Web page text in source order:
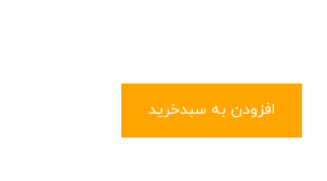
افزودن به سبدخرید